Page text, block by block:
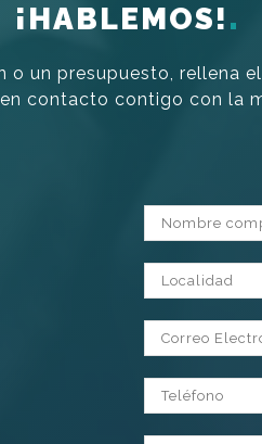
¡HABLEMOS!
o un presupuesto, rellena
contacto contigo con la
Nombre
Localidad
Correo
Teléfono